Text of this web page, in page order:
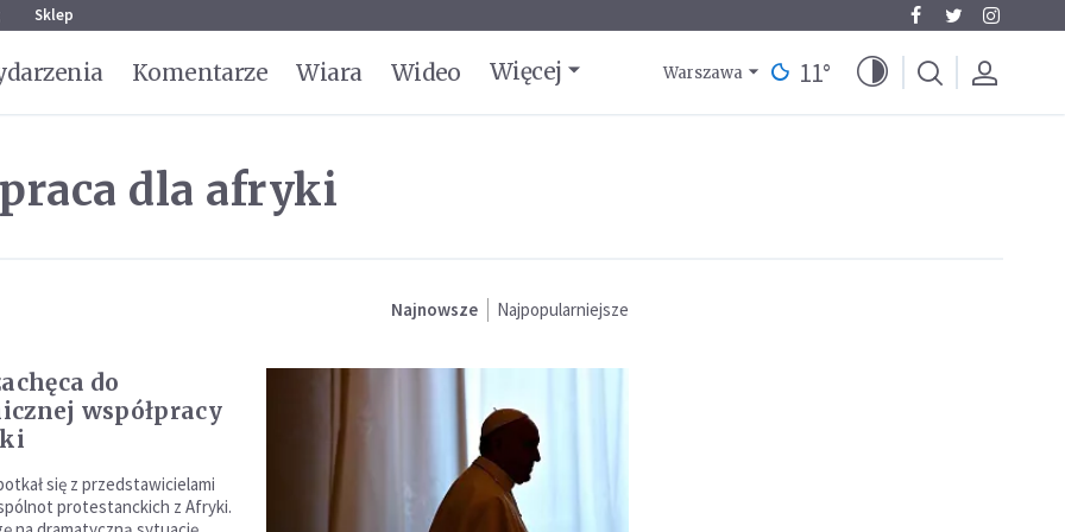
Sklep
Komentarze Wiara Wideo Więcej Warszawa 11°
dla afryki
Najnowsze Najpopularniejsze
do
współpracy
się z przedstawicielami
protestanckich z Afryki.